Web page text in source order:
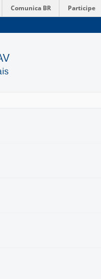
Comunica BR Participe